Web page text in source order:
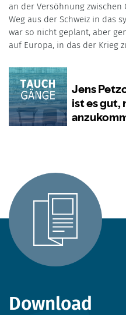
an der Versöhnung
Weg aus der Schweiz in das
war so nicht geplant, aber
auf Europa, in das der Krieg
Download